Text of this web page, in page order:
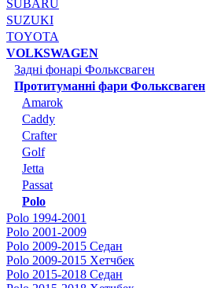
SUBARU
SUZUKI
TOYOTA
VOLKSWAGEN
Задні фонарі Фольксваген
Протитуманні фари Фольксваген
Amarok
Caddy
Crafter
Golf
Jetta
Passat
Polo
Polo 1994-2001
Polo 2001-2009
Polo 2009-2015 Седан
Polo 2009-2015 Хетчбек
Polo 2015-2018 Седан